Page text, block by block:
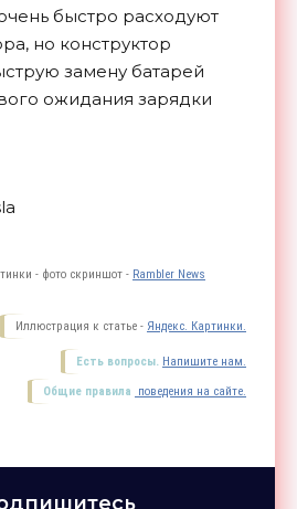
быстро расходуют
но конструктор
замену батарей
ожидания зарядки
- фото скриншот - Rambler News
Иллюстрация к статье - Яндекс. Картинки.
Есть вопросы. Напишите нам.
Общие правила поведения на сайте.